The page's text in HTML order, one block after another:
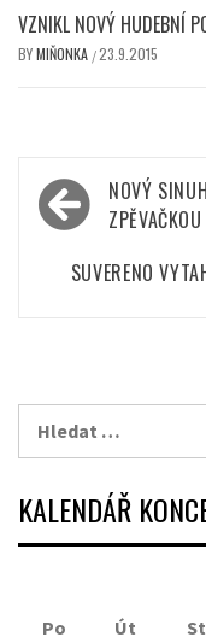
VZNIKL NOVÝ HUDEBNÍ
BYMIŇONKA /23.9.2015
Navigace
pro
příspěvek
NOVÝ
SUVERENO
KALENDÁŘ
Po
Út St